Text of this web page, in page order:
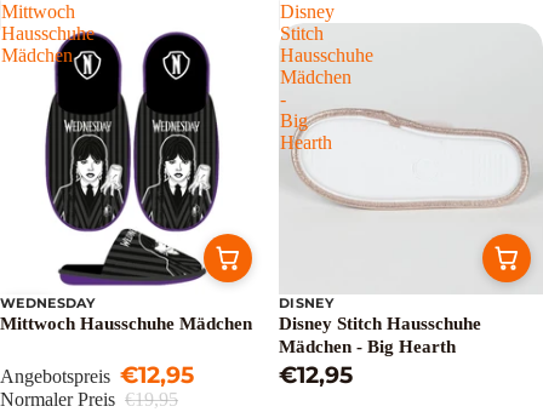
Mittwoch
Hausschuhe
Mädchen
Sale
WEDNESDAY
Mittwoch Hausschuhe Mädchen
Angebotspreis €12,95
Normaler Preis €19,95
Disney
Stitch
Hausschuhe
Mädchen
-
Big
Hearth
DISNEY
Disney Stitch Hausschuhe
Mädchen - Big Hearth
€12,95